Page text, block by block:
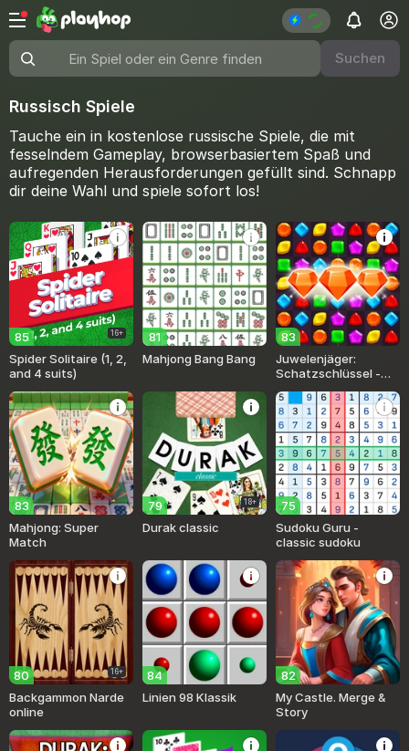
Ein Spiel oder ein Genre finden Suchen
Russisch Spiele
Tauche ein in kostenlose russische Spiele, die mit
fesselndem Gameplay, browserbasiertem Spaß und
aufregenden Herausforderungen gefüllt sind. Schnapp
dir deine Wahl und spiele sofort los!
85 16+
Spider Solitaire (1, 2,
and 4 suits)
81
Mahjong Bang Bang
83
Juwelenjäger:
Schatzschlüssel -
83
Mahjong: Super
Match
79 18+
Durak classic
75
Sudoku Guru -
classic sudoku
80 16+
Backgammon Narde
online
84
Linien 98 Klassik
82
My Castle. Merge &
Story